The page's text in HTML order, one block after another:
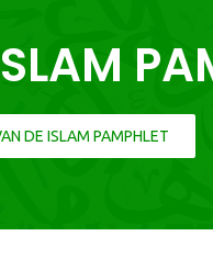
DE ISLAM PAMPHLET